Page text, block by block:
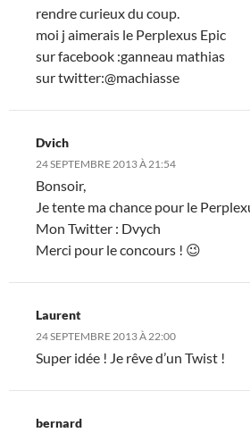
rendre curieux du coup.
moi j aimerais le Perplexus Epic
sur facebook :ganneau mathias
sur twitter:@machiasse
Dvich
24 SEPTEMBRE 2013 À 21:54
Bonsoir,
Je tente ma chance pour le
Mon Twitter : Dvych
Merci pour le concours ! 😉
Laurent
24 SEPTEMBRE 2013 À 22:00
Super idée ! Je rêve d’un Twist !
bernard